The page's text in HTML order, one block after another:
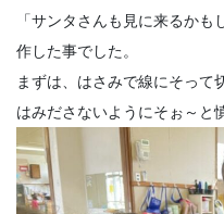
「サンタさんも見に来るか
作した事でした。
まずは、はさみで線にそって
はみださないようにそぉ～と